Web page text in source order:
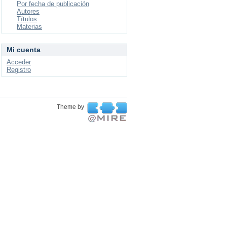
Por fecha de publicación
Autores
Títulos
Materias
Mi cuenta
Acceder
Registro
Theme by